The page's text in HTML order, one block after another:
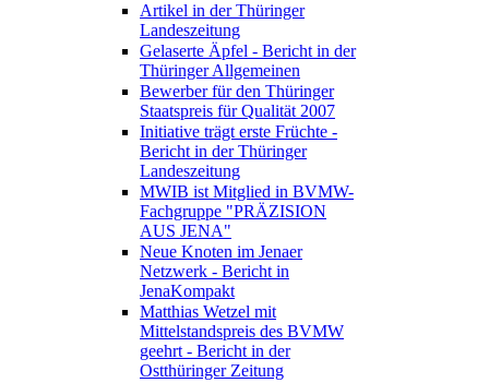
Artikel in der Thüringer
Landeszeitung
Gelaserte Äpfel - Bericht in der
Thüringer Allgemeinen
Bewerber für den Thüringer
Staatspreis für Qualität 2007
Initiative trägt erste Früchte -
Bericht in der Thüringer
Landeszeitung
MWIB ist Mitglied in BVMW-
Fachgruppe "PRÄZISION
AUS JENA"
Neue Knoten im Jenaer
Netzwerk - Bericht in
JenaKompakt
Matthias Wetzel mit
Mittelstandspreis des BVMW
geehrt - Bericht in der
Ostthüringer Zeitung